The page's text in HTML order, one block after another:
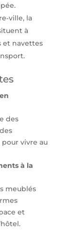
la
à
et navettes
des
pour vivre au
à la
meublés
et